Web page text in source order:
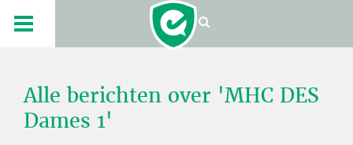
Alle berichten over 'MHC DES
Dames 1'